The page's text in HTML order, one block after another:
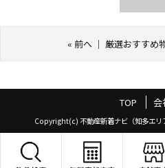
« 前へ ｜ 厳選おすすめ
TOP 会
Copyright(c) 不動産新着ナビ（知多エ